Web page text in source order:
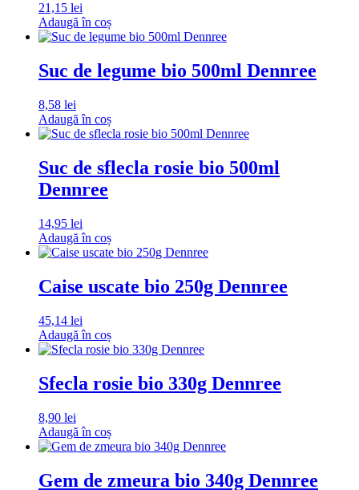
21,15 lei
Adaugă în coș
Suc de legume bio 500ml Dennree
8,58 lei
Adaugă în coș
Suc de sflecla rosie bio 500ml
Dennree
14,95 lei
Adaugă în coș
Caise uscate bio 250g Dennree
45,14 lei
Adaugă în coș
Sfecla rosie bio 330g Dennree
8,90 lei
Adaugă în coș
Gem de zmeura bio 340g Dennree